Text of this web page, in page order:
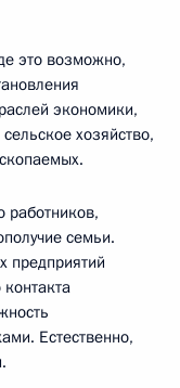
это возможно,
экономики,
хозяйство,
работников,
семьи.
предприятий
Естественно,